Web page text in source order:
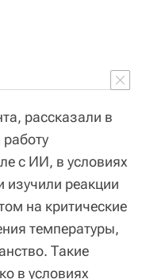
рассказали в
с ИИ, в условиях
изучили реакции
на критические
температуры,
Такие
в условиях